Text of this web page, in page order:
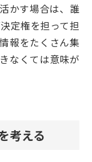
かす場合は、誰
定権を担って担
報をたくさん集
なくては意味が
考える